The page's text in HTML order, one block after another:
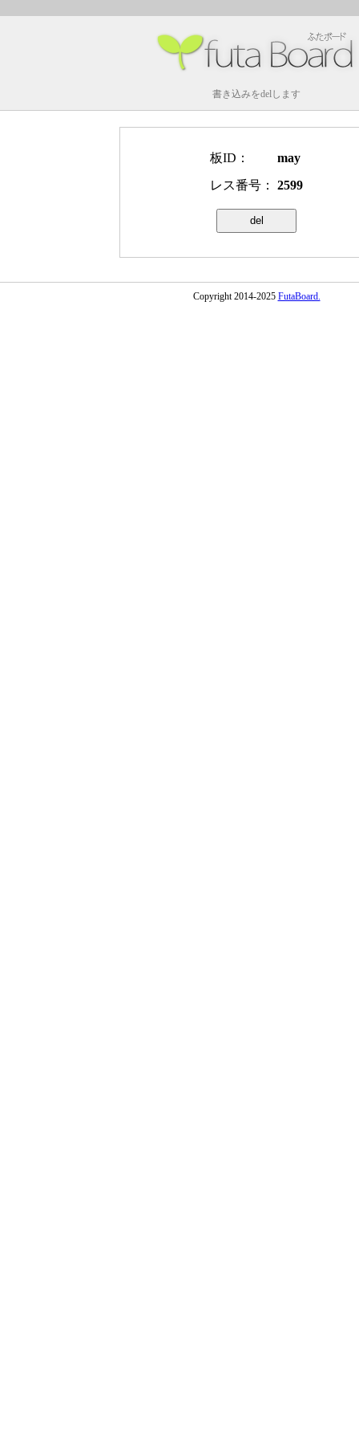
書き込みをdelします
板ID：
may
レス番号：
2599
Copyright 2014-2025 FutaBoard.